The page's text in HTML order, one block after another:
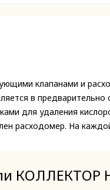
клапанами и
в
для удаления
расходомер. На